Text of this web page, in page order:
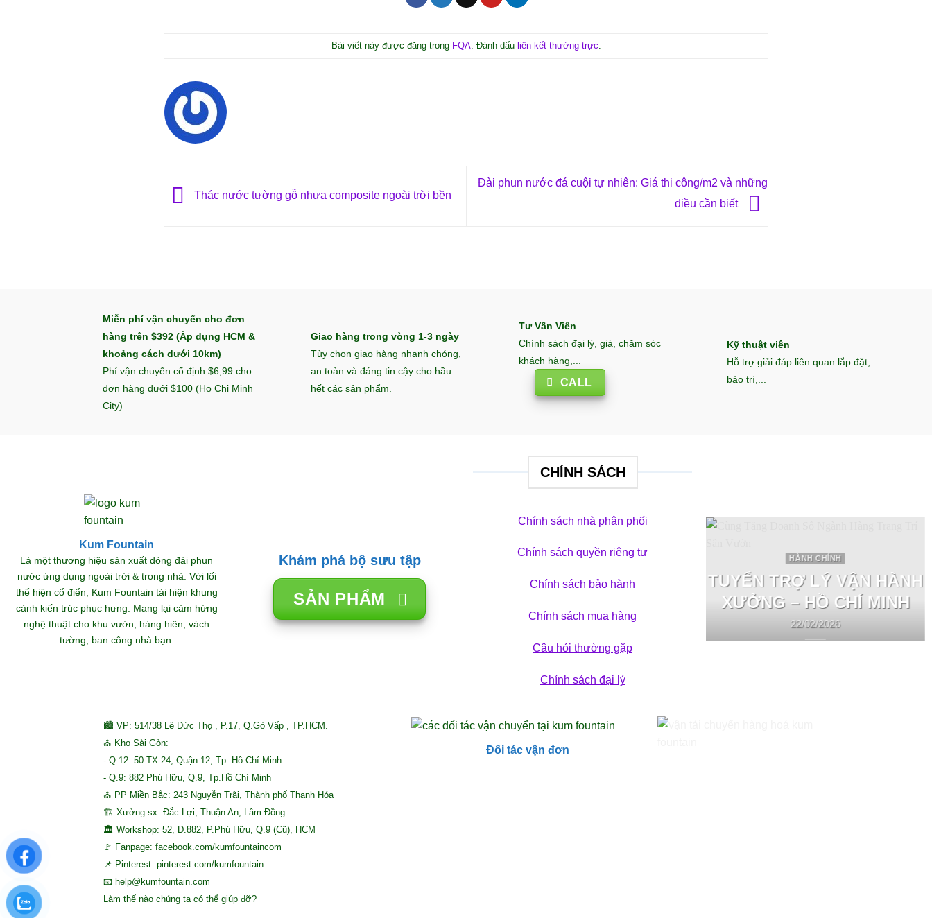
Bài viết này được đăng trong FQA. Đánh dấu liên kết thường trực
Thác nước tường gỗ nhựa composite ngoài trời bền
Đài phun nước đá cuội tự nhiên: Giá thi công/m2 và những
điều cần biết
Miễn phí vận chuyển cho đơn
hàng trên $392 (Áp dụng HCM &
khoảng cách dưới 10km)
Phí vận chuyển cố định $6,99 cho
đơn hàng dưới $100 (Ho Chi Minh
City)
Giao hàng trong vòng 1-3 ngày
Tùy chọn giao hàng nhanh chóng,
an toàn và đáng tin cậy cho hầu
hết các sản phẩm.
Tư Vấn Viên
Chính sách đại lý, giá, chăm sóc
khách hàng,...
CALL
Kỹ thuật viên
Hỗ trợ giải đáp liên quan lắp đặt,
bảo trì,...
Kum Fountain
Là một thương hiệu sản xuất dòng đài phun
nước ứng dụng ngoài trời & trong nhà. Với lối
thể hiện cổ điển, Kum Fountain tái hiện khung
cảnh kiến trúc phục hưng. Mang lại cảm hứng
nghệ thuật cho khu vườn, hàng hiên, vách
tường, ban công nhà bạn.
Khám phá bộ sưu tập
SẢN PHẨM
CHÍNH SÁCH
Chính sách nhà phân phối
Chính sách quyền riêng tư
Chính sách bảo hành
Chính sách mua hàng
Câu hỏi thường gặp
Chính sách đại lý
HÀNH CHÍNH
TUYỂN TRỢ LÝ VẬN HÀNH
XƯỞNG – HỒ CHÍ MINH
22/02/2026
2
TRANG TRÍ SÂN VƯỜN
Đài phun nước phong thủy
thu hút lộc
29/12/2025
TRANG TRÍ SÂN VƯỜN
Thác nước vách kính xua
bụi làm mát: Giải pháp
hoàn hảo cho không gian
TRANG TRÍ SÂN VƯỜN
Đài phun nước sân vườn
28/12/2025
🏙 VP: 514/38 Lê Đức Thọ , P.17, Q.Gò Vấp , TP.HCM.
⛪ Kho Sài Gòn:
- Q.12: 50 TX 24, Quận 12, Tp. Hồ Chí Minh
- Q.9: 882 Phú Hữu, Q.9, Tp.Hồ Chí Minh
⛪ PP Miền Bắc: 243 Nguyễn Trãi, Thành phố Thanh Hóa
🏗 Xưởng sx: Đắc Lợi, Thuận An, Lâm Đồng
🏛 Workshop: 52, Đ.882, P.Phú Hữu, Q.9 (Cũ), HCM
🚩 Fanpage: facebook.com/kumfountaincom
📌 Pinterest: pinterest.com/kumfountain
📧 help@kumfountain.com
Làm thế nào chúng ta có thể giúp đỡ?
Đối tác vận đơn